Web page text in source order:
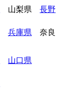
山梨県
長野
兵庫県
奈良
山口県